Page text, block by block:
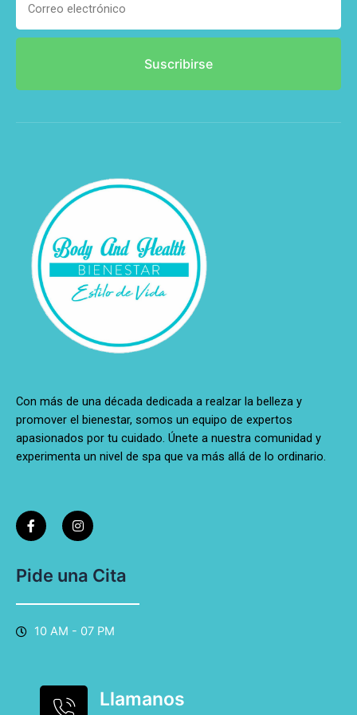
Suscribirse
Con más de una década dedicada a realzar la belleza y
promover el bienestar, somos un equipo de expertos
apasionados por tu cuidado. Únete a nuestra comunidad y
experimenta un nivel de spa que va más allá de lo ordinario.
F
a
c
e
o
o
-
I
n
s
t
g
r
m
Pide una Cita
10 AM - 07 PM
Llamanos